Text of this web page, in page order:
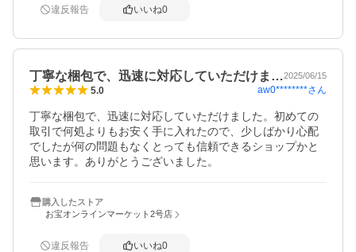
違反報告 いいね0
丁寧な梱包で、迅速に対応していただけま…2025/06/15
5.0 aw0********さん
丁寧な梱包で、迅速に対応していただけました。初めての
取引で何処よりもお安く手に入れたので、少しばかり心配
でしたが何の問題もなくとっても信頼できるショップかと
思います。ありがとうございました。
購入したストア
お宝オンラインマーケット2号店
違反報告 いいね0